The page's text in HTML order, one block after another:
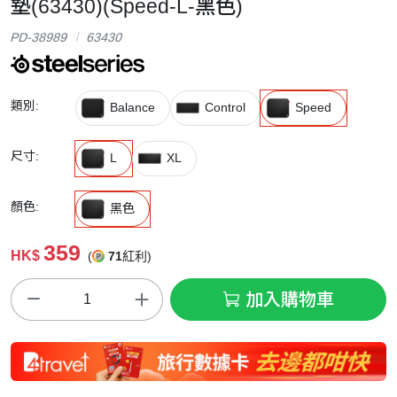
墊(63430)(Speed-L-黑色)
PD-38989 63430
類別: Balance Control Speed
尺寸: L XL
顏色: 黑色
HK$ 359 ( 71紅利)
加入購物車